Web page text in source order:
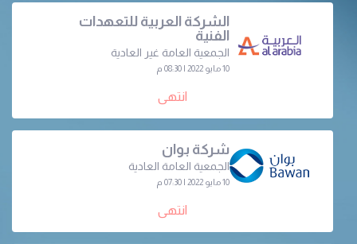
الشركة العربية للتعهدات
الفنية
الجمعية العامة غير العادية
10 مايو 2022 | 08:30 م
انتهى
شركة بوان
الجمعية العامة العادية
10 مايو 2022 | 07:30 م
انتهى